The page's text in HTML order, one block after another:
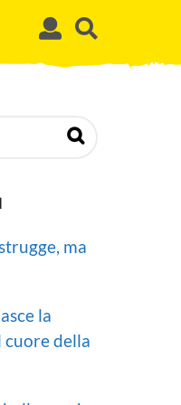
ma
la
cuore della